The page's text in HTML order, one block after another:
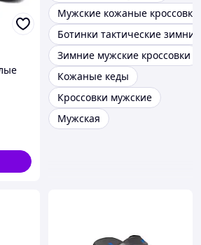
Мужские кожаные кроссовки
Ботинки тактические
Зимние мужские кроссовки
Кожаные кеды
Кроссовки мужские
Мужская